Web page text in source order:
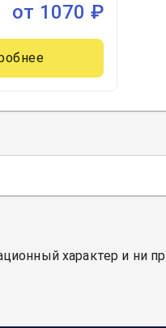
от 1070 ₽
характер и ни